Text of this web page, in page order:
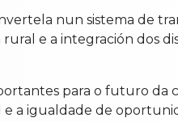
nun sistema de
e a integración dos
para o futuro da
a igualdade de